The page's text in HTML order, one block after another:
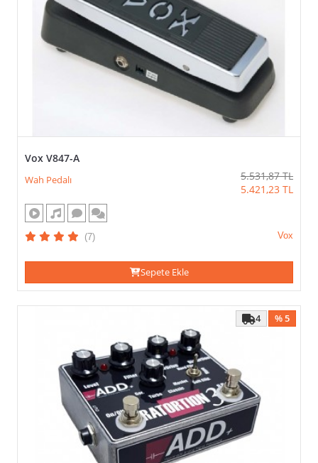
Vox V847-A
Wah Pedalı 5.531,87 TL
5.421,23 TL
(7) Vox
Sepete Ekle
% 5
4